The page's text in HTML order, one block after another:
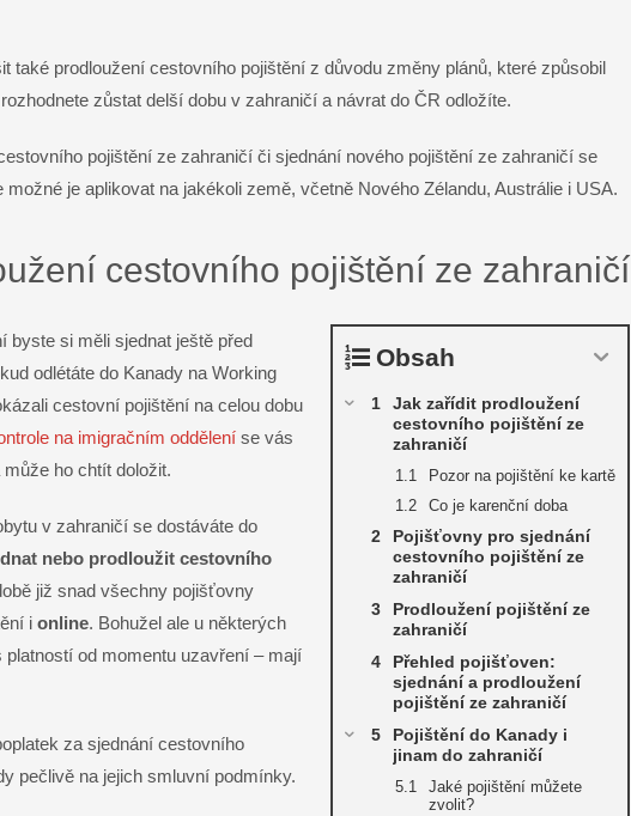
také prodloužení cestovního pojištění z důvodu změny plánů, které způsobil
zůstat delší dobu v zahraničí a návrat do ČR odložíte.
pojištění ze zahraničí či sjednání nového pojištění ze zahraničí se
možné je aplikovat na jakékoli země, včetně Nového Zélandu, Austrálie i USA.
cestovního pojištění ze zahraničí
Obsah
Jak zařídit prodloužení
cestovního pojištění ze
zahraničí
Pozor na pojištění ke kartě
Co je karenční doba
Pojišťovny pro sjednání
cestovního pojištění ze
zahraničí
Prodloužení pojištění ze
zahraničí
Přehled pojišťoven:
sjednání a prodloužení
pojištění ze zahraničí
Pojištění do Kanady i
jinam do zahraničí
Jaké pojištění můžete
zvolit?
byste si měli sjednat ještě před
odlétáte do Kanady na Working
cestovní pojištění na celou dobu
na imigračním oddělení se vás
ho chtít doložit.
v zahraničí se dostáváte do
nebo prodloužit cestovního
již snad všechny pojišťovny
i online. Bohužel ale u některých
od momentu uzavření – mají
za sjednání cestovního
pečlivě na jejich smluvní podmínky.